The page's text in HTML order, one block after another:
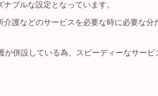
ブルな設定となっています。
護などのサービスを必要な時に必要な分
併設している為、スピーディーなサービ